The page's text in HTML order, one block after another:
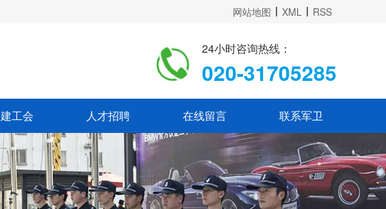
RSS
XML
网站地图
24小时咨询热线：
020-31705285
工会 人才招聘 在线留言 联系军卫